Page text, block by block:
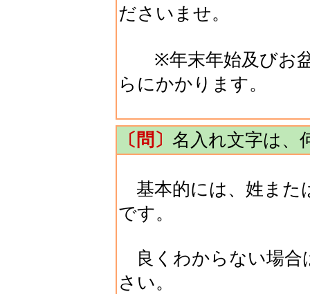
ださいませ。
※年末年始及びお盆
らにかかります。
〔問〕 名入れ文字は、
基本的には、姓また
です。
良くわからない場合
さい。